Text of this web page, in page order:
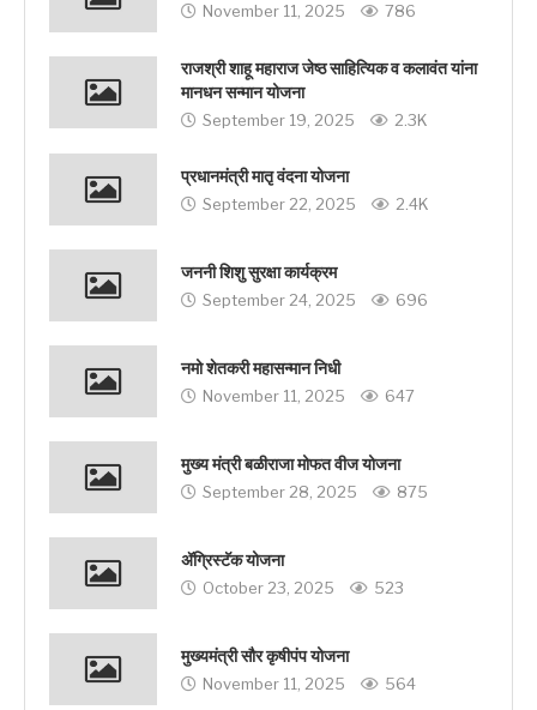
November 11, 2025 786
राजश्री शाहू महाराज जेष्ठ साहित्यिक व कलावंत यांना
मानधन सन्मान योजना
September 19, 2025 2.3K
प्रधानमंत्री मातृ वंदना योजना
September 22, 2025 2.4K
जननी शिशु सुरक्षा कार्यक्रम
September 24, 2025 696
नमो शेतकरी महासन्मान निधी
November 11, 2025 647
मुख्य मंत्री बळीराजा मोफत वीज योजना
September 28, 2025 875
ॲग्रिस्टॅक योजना
October 23, 2025 523
मुख्यमंत्री सौर कृषीपंप योजना
November 11, 2025 564